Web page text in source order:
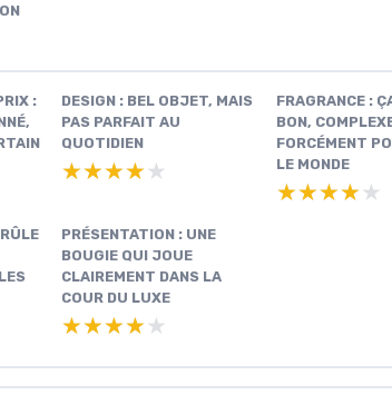
:
DESIGN : BEL OBJET, MAIS
PAS PARFAIT AU
QUOTIDIEN
★★★★★
★★★★★
FRAGRANCE :
BON,
FORCÉMENT
LE MONDE
★★★★★
★★★★★
PRÉSENTATION : UNE
BOUGIE QUI JOUE
CLAIREMENT DANS LA
COUR DU LUXE
★★★★★
★★★★★